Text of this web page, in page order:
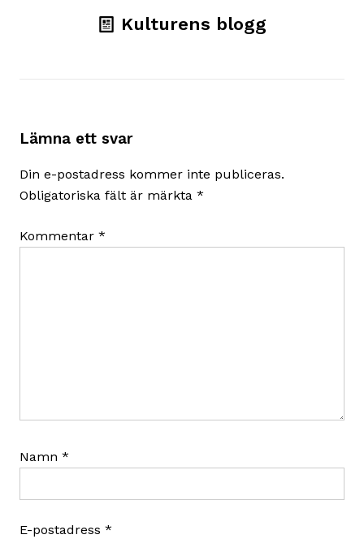
Kulturens blogg
Lämna ett svar
Din e-postadress kommer inte publiceras.
Obligatoriska fält är märkta *
Kommentar *
Namn *
E-postadress *